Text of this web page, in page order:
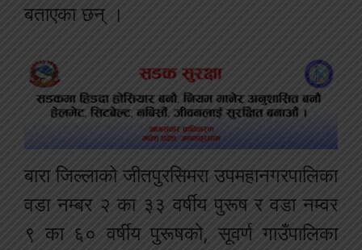
बताएका छन् ।
बारा जिल्लाको जीतपुरसिमरा उपमहानगरपालिका
वडा नम्बर २ का ३३ वर्षीय पुरूष र वडा नम्वर
९ का ६० वर्षीय पुरूषको, सूवर्ण गाउँपालिका